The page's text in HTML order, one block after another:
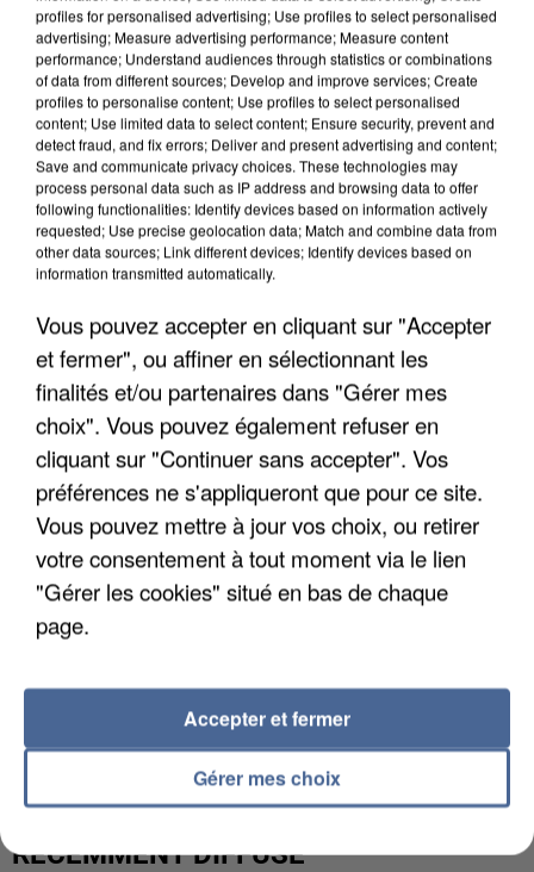
APRÈS TOUTES CES CANICULES, LES REFUGES
DE FAUNE SAUVAGE SONT...
L’UN DES FONDATEURS SUPPOSÉS DE LA DZ
MAFIA INTERPELLÉ EN ALGÉRIE
RÉCEMMENT DIFFUSÉ
profiles for personalised advertising; Use profiles to select personalised
advertising; Measure advertising performance; Measure content
performance; Understand audiences through statistics or combinations
of data from different sources; Develop and improve services; Create
profiles to personalise content; Use profiles to select personalised
content; Use limited data to select content; Ensure security, prevent and
detect fraud, and fix errors; Deliver and present advertising and content;
Save and communicate privacy choices. These technologies may
process personal data such as IP address and browsing data to offer
following functionalities: Identify devices based on information actively
requested; Use precise geolocation data; Match and combine data from
other data sources; Link different devices; Identify devices based on
information transmitted automatically.
Vous pouvez accepter en cliquant sur "Accepter
et fermer", ou affiner en sélectionnant les
finalités et/ou partenaires dans "Gérer mes
choix". Vous pouvez également refuser en
cliquant sur "Continuer sans accepter". Vos
préférences ne s'appliqueront que pour ce site.
Vous pouvez mettre à jour vos choix, ou retirer
votre consentement à tout moment via le lien
"Gérer les cookies" situé en bas de chaque
page.
Gérer mes choix
Accepter et fermer